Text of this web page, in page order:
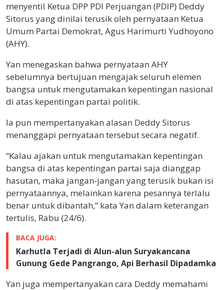
menyentil Ketua DPP PDI Perjuangan (PDIP) Deddy
Sitorus yang dinilai terusik oleh pernyataan Ketua
Umum Partai Demokrat, Agus Harimurti Yudhoyono
(AHY).
Yan menegaskan bahwa pernyataan AHY
sebelumnya bertujuan mengajak seluruh elemen
bangsa untuk mengutamakan kepentingan nasional
di atas kepentingan partai politik.
Ia pun mempertanyakan alasan Deddy Sitorus
menanggapi pernyataan tersebut secara negatif.
“Kalau ajakan untuk mengutamakan kepentingan
bangsa di atas kepentingan partai saja dianggap
hasutan, maka jangan-jangan yang terusik bukan isi
pernyataannya, melainkan karena pesannya terlalu
benar untuk dibantah,” kata Yan dalam keterangan
tertulis, Rabu (24/6).
BACA JUGA:
Karhutla Terjadi di Alun-alun Suryakancana
Gunung Gede Pangrango, Api Berhasil Dipadamka
Yan juga mempertanyakan cara Deddy memahami